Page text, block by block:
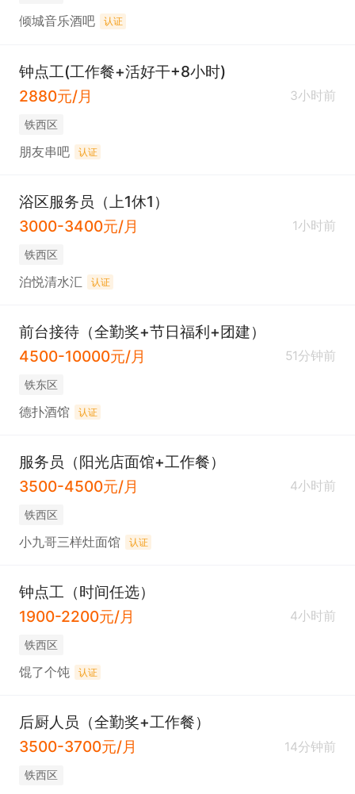
倾城音乐酒吧 认证
钟点工(工作餐+活好干+8小时)
2880元/月
3小时前
铁西区
朋友串吧 认证
浴区服务员（上1休1）
3000-3400元/月
1小时前
铁西区
泊悦清水汇 认证
前台接待（全勤奖+节日福利+团建）
4500-10000元/月
51分钟前
铁东区
德扑酒馆 认证
服务员（阳光店面馆+工作餐）
3500-4500元/月
4小时前
铁西区
小九哥三样灶面馆 认证
钟点工（时间任选）
1900-2200元/月
4小时前
铁西区
馄了个饨 认证
后厨人员（全勤奖+工作餐）
3500-3700元/月
14分钟前
铁西区